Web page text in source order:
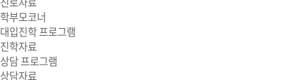
학부모코너
대입진학 프로그램
진학자료
상담 프로그램
상담자료